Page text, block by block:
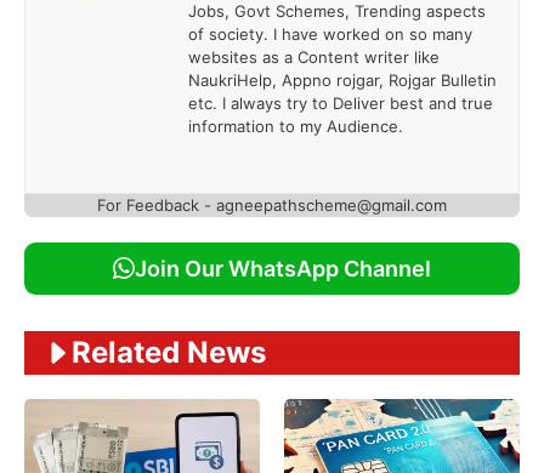
Jobs, Govt Schemes, Trending aspects
of society. I have worked on so many
websites as a Content writer like
NaukriHelp, Appno rojgar, Rojgar Bulletin
etc. I always try to Deliver best and true
information to my Audience.
For Feedback - agneepathscheme@gmail.com
Join Our WhatsApp Channel
Related News